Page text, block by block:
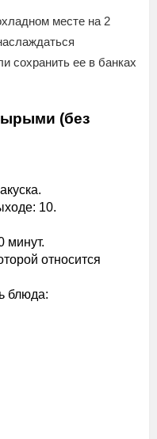
месте на 2
сохранить ее в банках
(без
10.
минут.
относится
блюда: